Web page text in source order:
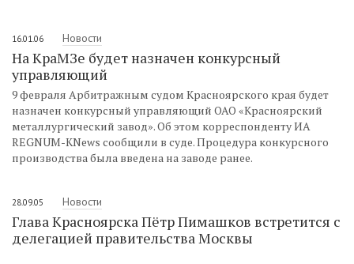
16.01.06 Новости
На КраМЗе будет назначен конкурсный
управляющий
9 февраля Арбитражным судом Красноярского края будет
назначен конкурсный управляющий ОАО «Красноярский
металлургический завод». Об этом корреспонденту ИА
REGNUM-KNews сообщили в суде. Процедура конкурсного
производства была введена на заводе ранее.
28.09.05 Новости
Глава Красноярска Пётр Пимашков встретится с
делегацией правительства Москвы